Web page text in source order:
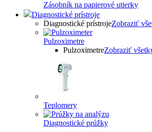
Zásobník na papierové utierky
Diagnostické prístroje
Diagnostické prístrojeZobraziť
Pulzoximetre
PulzoximetreZobraziť
Teplomery
Diagnostické prúžky